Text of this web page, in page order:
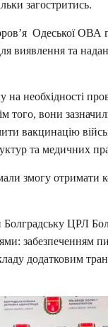
загостритись.
Одеської ОВА
виявлення та
необхідності
вони
вакцинацію
та медичних
змогу отримати
ЦРЛ
забезпеченням
додатковим